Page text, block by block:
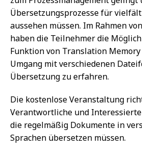
Übersetzungsprozesse für
aussehen müssen. Im Rahmen
haben die Teilnehmer die
Funktion von Translation
Umgang mit verschiedenen
Übersetzung zu erfahren.
Die kostenlose Veranstaltung
Verantwortliche und
die regelmäßig Dokumente in
Sprachen übersetzen müssen.